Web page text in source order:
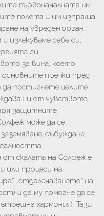
първоначалната им
полета и им изпраща
на увреден орган.
излекуваме себе си,
си.
за вина, което
пречки пред
да постигнете целите
ни от чувството
защитните
може да се
събуждане,
от скалата на Солфеж е
или процеси на
„отдалечаването” на
и да му помогне да се
хармония). Тази